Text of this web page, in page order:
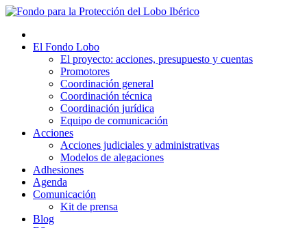
El Fondo Lobo
El proyecto: acciones, presupuesto y cuentas
Promotores
Coordinación general
Coordinación técnica
Coordinación jurídica
Equipo de comunicación
Acciones
Acciones judiciales y administrativas
Modelos de alegaciones
Adhesiones
Agenda
Comunicación
Kit de prensa
Blog